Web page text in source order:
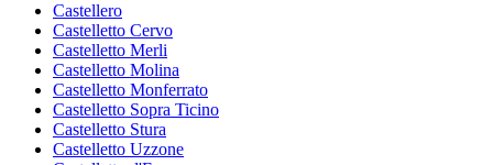
Castellero
Castelletto Cervo
Castelletto Merli
Castelletto Molina
Castelletto Monferrato
Castelletto Sopra Ticino
Castelletto Stura
Castelletto Uzzone